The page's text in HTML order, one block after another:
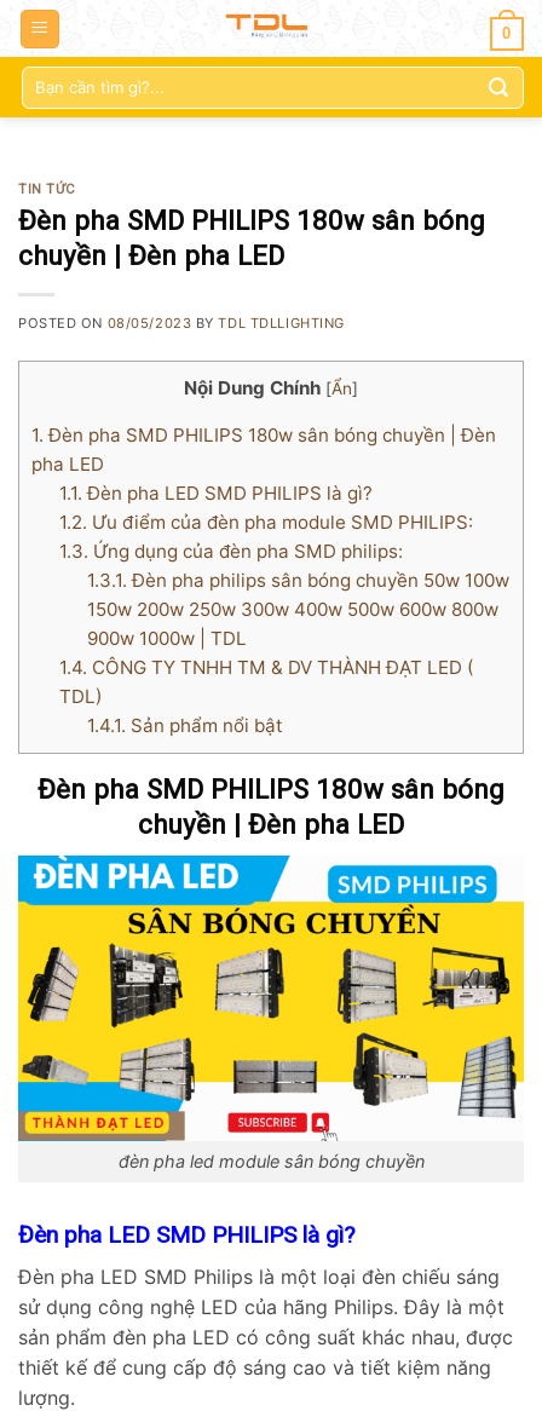
0
Tìm
kiếm:
TIN TỨC
Đèn pha SMD PHILIPS 180w sân bóng
chuyền | Đèn pha LED
POSTED ON 08/05/2023 BYTDL TDLLIGHTING
Nội Dung Chính [Ẩn]
1. Đèn pha SMD PHILIPS 180w sân bóng chuyền | Đèn
pha LED
1.1. Đèn pha LED SMD PHILIPS là gì?
1.2. Ưu điểm của đèn pha module SMD PHILIPS:
1.3. Ứng dụng của đèn pha SMD philips:
1.3.1. Đèn pha philips sân bóng chuyền 50w 100w
150w 200w 250w 300w 400w 500w 600w 800w
900w 1000w | TDL
1.4. CÔNG TY TNHH TM & DV THÀNH ĐẠT LED (
TDL)
1.4.1. Sản phẩm nổi bật
Đèn pha SMD PHILIPS 180w sân bóng
chuyền | Đèn pha LED
đèn pha led module sân bóng chuyền
Đèn pha LED SMD PHILIPS là gì?
Đèn pha LED SMD Philips là một loại đèn chiếu sáng
sử dụng công nghệ LED của hãng Philips. Đây là một
sản phẩm đèn pha LED có công suất khác nhau, được
thiết kế để cung cấp độ sáng cao và tiết kiệm năng
lượng.